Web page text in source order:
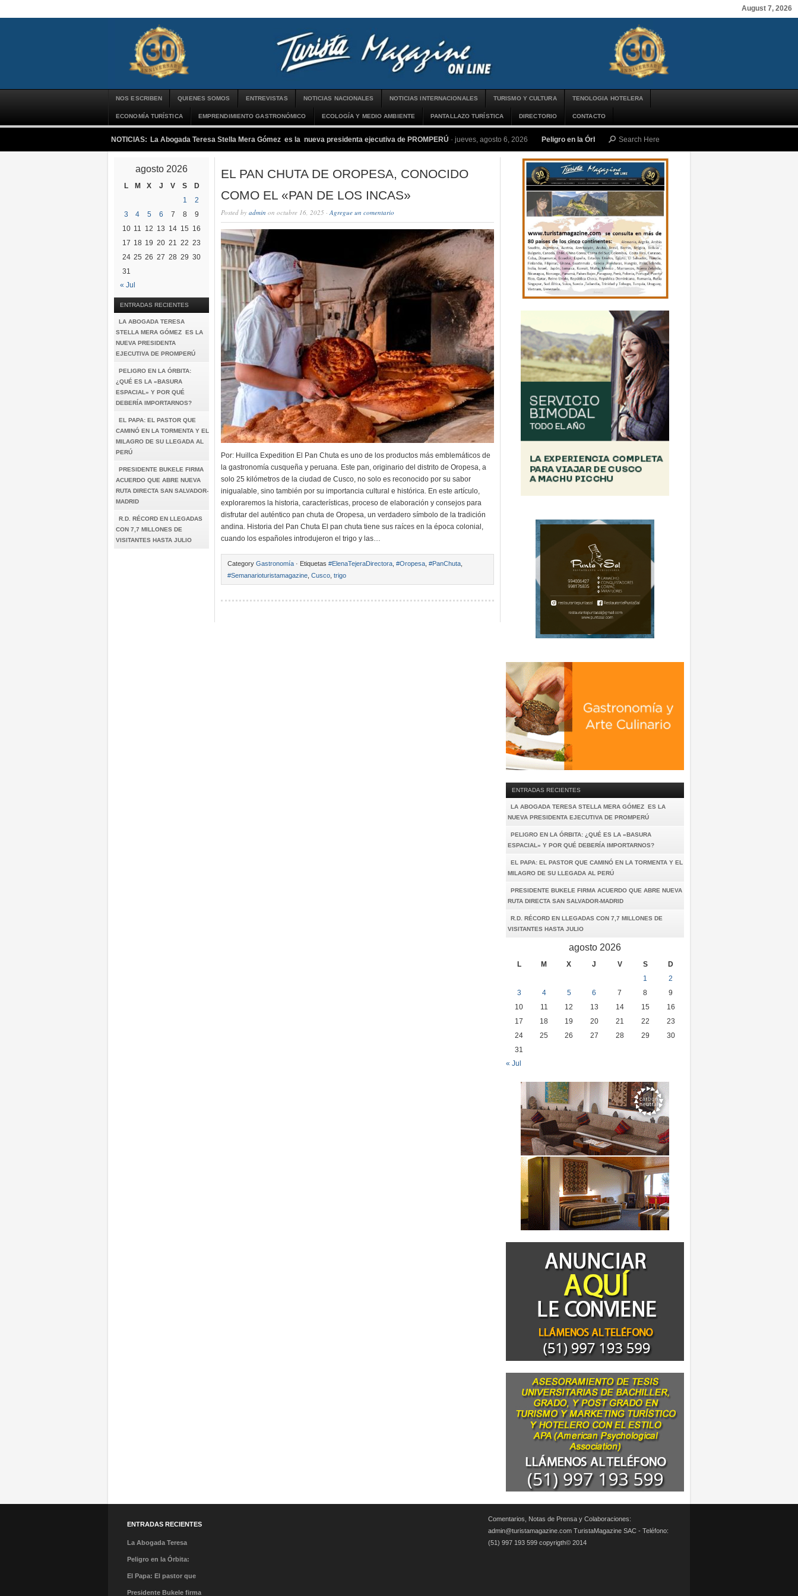
August 7, 2026
NOS ESCRIBEN QUIENES SOMOS ENTREVISTAS NOTICIAS NACIONALES NOTICIAS INTERNACIONALES TURISMO Y CULTURA TENOLOGIA HOTELERA
ECONOMÍA TURÍSTICA EMPRENDIMIENTO GASTRONÓMICO ECOLOGÍA Y MEDIO AMBIENTE PANTALLAZO TURÍSTICA DIRECTORIO CONTACTO
NOTICIAS: La Abogada Teresa Stella Mera Gómez es la nueva presidenta ejecutiva de PROMPERÚ - jueves, agosto 6, 2026 Peligro en la Órbita: ¿Qué es la «Basura Espacial» y por qué debería
agosto 2026
L M X J V S
D
1
2
3
4 5 6 7 8
9
10 11 12 13 14 15 16
17 18 19 20 21 22 23
24 25 26 27 28 29 30
31
« Jul
ENTRADAS RECIENTES
LA ABOGADA TERESA
STELLA MERA GÓMEZ ES LA
NUEVA PRESIDENTA
EJECUTIVA DE PROMPERÚ
PELIGRO EN LA ÓRBITA:
¿QUÉ ES LA «BASURA
ESPACIAL» Y POR QUÉ
DEBERÍA IMPORTARNOS?
EL PAPA: EL PASTOR QUE
CAMINÓ EN LA TORMENTA Y EL
MILAGRO DE SU LLEGADA AL
PERÚ
PRESIDENTE BUKELE FIRMA
ACUERDO QUE ABRE NUEVA
RUTA DIRECTA SAN SALVADOR-
MADRID
R.D. RÉCORD EN LLEGADAS
CON 7,7 MILLONES DE
VISITANTES HASTA JULIO
EL PAN CHUTA DE OROPESA, CONOCIDO
COMO EL «PAN DE LOS INCAS»
Posted by admin on octubre 16, 2025 ·Agregue un comentario
Por: Huillca Expedition El Pan Chuta es uno de los productos más emblemáticos de
la gastronomía cusqueña y peruana. Este pan, originario del distrito de Oropesa, a
solo 25 kilómetros de la ciudad de Cusco, no solo es reconocido por su sabor
inigualable, sino también por su importancia cultural e histórica. En este artículo,
exploraremos la historia, características, proceso de elaboración y consejos para
disfrutar del auténtico pan chuta de Oropesa, un verdadero símbolo de la tradición
andina. Historia del Pan Chuta El pan chuta tiene sus raíces en la época colonial,
cuando los españoles introdujeron el trigo y las…
Category Gastronomía · Etiquetas #ElenaTejeraDirectora #Oropesa #PanChuta
#Semanarioturistamagazine Cusco trigo
ENTRADAS RECIENTES
LA ABOGADA TERESA STELLA MERA GÓMEZ ES LA
NUEVA PRESIDENTA EJECUTIVA DE PROMPERÚ
PELIGRO EN LA ÓRBITA: ¿QUÉ ES LA «BASURA
ESPACIAL» Y POR QUÉ DEBERÍA IMPORTARNOS?
EL PAPA: EL PASTOR QUE CAMINÓ EN LA TORMENTA Y EL
MILAGRO DE SU LLEGADA AL PERÚ
PRESIDENTE BUKELE FIRMA ACUERDO QUE ABRE NUEVA
RUTA DIRECTA SAN SALVADOR-MADRID
R.D. RÉCORD EN LLEGADAS CON 7,7 MILLONES DE
VISITANTES HASTA JULIO
agosto 2026
L M X J V S
D
1
2
3
4 5 6 7 8
9
10
11 12 13 14 15
16
17
18 19 20 21 22
23
24
25 26 27 28 29
30
31
« Jul
ENTRADAS RECIENTES
La Abogada Teresa
Stella Mera Gómez es la
Peligro en la Órbita:
¿Qué es la «Basura
El Papa: El pastor que
caminó en la tormenta y
Presidente Bukele firma
Comentarios, Notas de Prensa y Colaboraciones:
admin@turistamagazine.com TuristaMagazine SAC - Teléfono:
(51) 997 193 599 copyrigth© 2014